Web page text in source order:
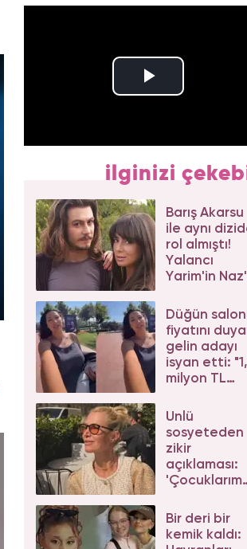
ilginizi
Barış Akarsu
ile aynı
rol almıştı!
Yalancı
Yarim'in
beğeni
Düğün
fiyatını
gelin adayı
isyan etti:
milyon TL
Ünlü
sosyeteden
zikir
açıklaması:
'Çocuklarım
diyerek
eleştirilere
yanıt verdi
Bir deri bir
kemik kaldı: